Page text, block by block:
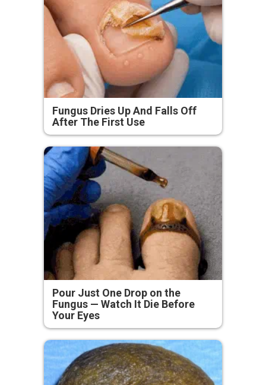
Fungus Dries Up And Falls Off
After The First Use
Pour Just One Drop on the
Fungus — Watch It Die Before
Your Eyes